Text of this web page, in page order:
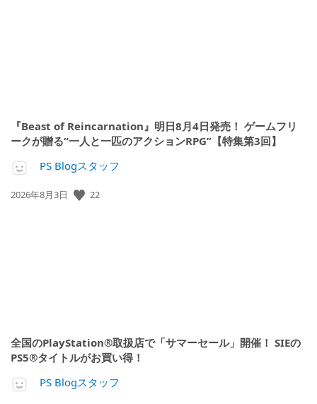
『Beast of Reincarnation』明日8月4日発売！ ゲームフリ
ークが贈る“一人と一匹のアクションRPG”【特集第3回】
PS Blogスタッフ
公
2026年8月3日 22
全国のPlayStation®取扱店で「サマーセール」開催！ SIEの
PS5®タイトルがお買い得！
PS Blogスタッフ